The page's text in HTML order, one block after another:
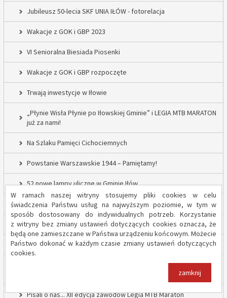
W ramach naszej witryny stosujemy pliki cookies w celu
świadczenia Państwu usług na najwyższym poziomie, w tym w
sposób dostosowany do indywidualnych potrzeb. Korzystanie
z witryny bez zmiany ustawień dotyczących cookies oznacza, że
będą one zamieszczane w Państwa urządzeniu końcowym. Możecie
Państwo dokonać w każdym czasie zmiany ustawień dotyczących
cookies.
zamknij
Jubileusz 50-lecia SKF UNIA IŁÓW - fotorelacja
Wakacje z GOK i GBP 2023
VI Senioralna Biesiada Piosenki
Wakacje z GOK i GBP rozpoczęte
Trwają inwestycje w Iłowie
„Płynie Wisła Płynie po Iłowskiej Gminie” i LEGIA MTB MARATON
już za nami!
Na Szlaku Pamięci Cichociemnych
Powstanie Warszawskie 1944 – Pamiętamy!
52 nowe lampy uliczne w Gminie Iłów
Inwestycja drogowa w Sadowie – prace rozpoczęte
Trwają inwestycje w Gminie Iłów
„Modernizacja Oczyszczalni Ścieków w Iłowie – etap II”
Strażacy z OSP Iłów walczą o pieniądze od Harnasia. Zachęcamy
Pisali o nas... XII edycja zawodów Legia MTB Maraton